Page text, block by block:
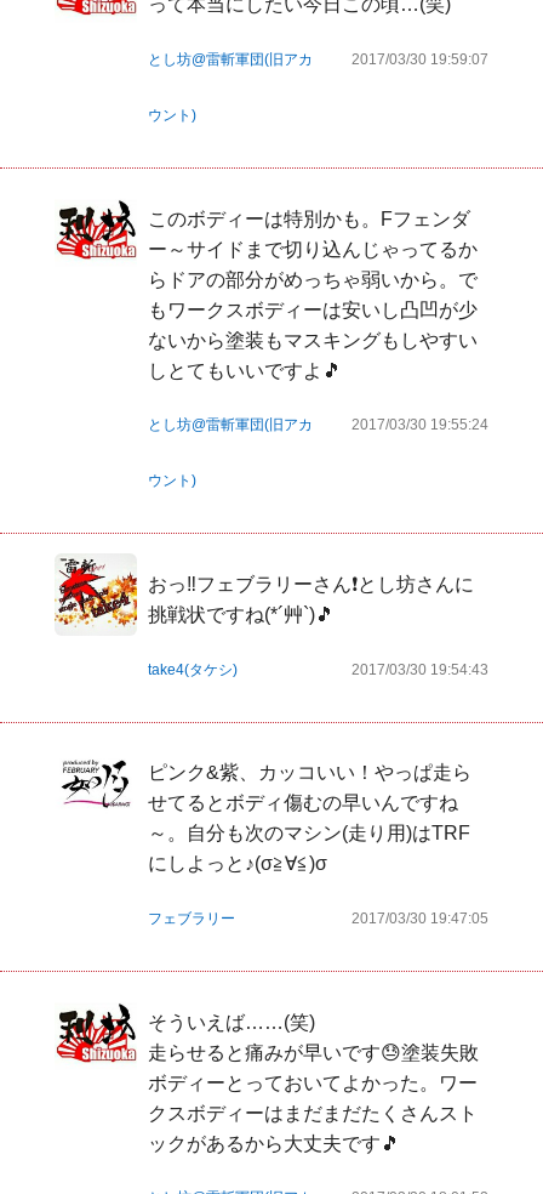
って本当にしたい今日この頃…(笑)
とし坊@雷斬軍団(旧アカ
ウント)
2017/03/30 19:59:07
このボディーは特別かも。Fフェンダ
ー～サイドまで切り込んじゃってるか
らドアの部分がめっちゃ弱いから。で
もワークスボディーは安いし凸凹が少
ないから塗装もマスキングもしやすい
しとてもいいですよ🎵
とし坊@雷斬軍団(旧アカ
ウント)
2017/03/30 19:55:24
おっ‼フェブラリーさん❗とし坊さんに
挑戦状ですね(*´艸`)🎵
take4(タケシ) 2017/03/30 19:54:43
ピンク&紫、カッコいい！やっぱ走ら
せてるとボディ傷むの早いんですね
～。自分も次のマシン(走り用)はTRF
にしよっと♪(σ≧∀≦)σ
フェブラリー 2017/03/30 19:47:05
そういえば……(笑)
走らせると痛みが早いです😓塗装失敗
ボディーとっておいてよかった。ワー
クスボディーはまだまだたくさんスト
ックがあるから大丈夫です🎵